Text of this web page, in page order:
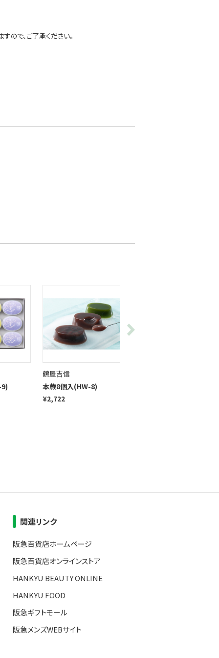
ので、ご了承ください。
鶴屋吉信
本蕨8個入(HW-8)
¥2,722
関連リンク
阪急百貨店ホームページ
阪急百貨店オンラインストア
HANKYU BEAUTY ONLINE
HANKYU FOOD
阪急ギフトモール
阪急メンズWEBサイト